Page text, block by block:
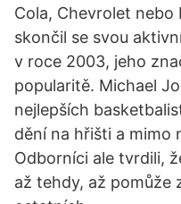
Cola, Chevrolet nebo
skončil se svou
v roce 2003, jeho
popularitě. Michael
nejlepších
dění na hřišti a mimo
Odborníci ale tvrdili,
až tehdy, až pomůže